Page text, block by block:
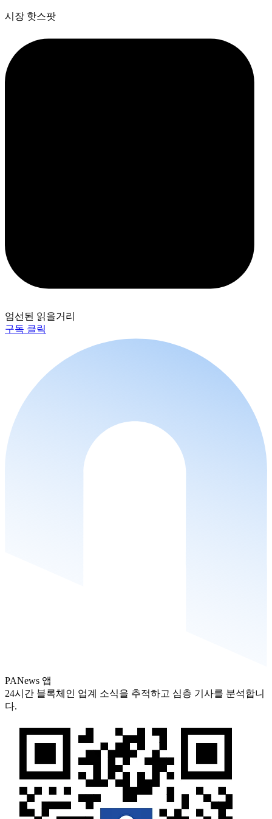
시장 핫스팟
엄선된 읽을거리
구독 클릭
PANews 앱
24시간 블록체인 업계 소식을 추적하고 심층 기사를 분석합니
다.